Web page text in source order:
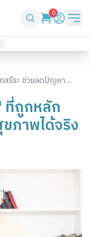
0
086-361-1232
เพิ่มเพื่อน
thaiofficepro4
061-330-2424
รีระ ช่วยลดปัญหา
ที่ถูกหลัก
ภาพได้จริง